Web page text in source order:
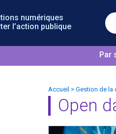
numériques
l’action publique
Par
Accueil > Gestion de la
Open